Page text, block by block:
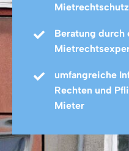
Beratung durch
umfangreiche
Rechten und
Mieter